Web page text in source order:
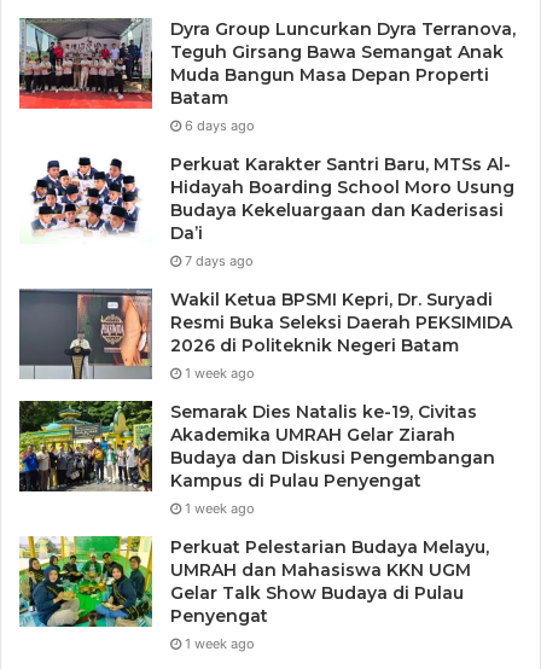
Dyra Group Luncurkan Dyra Terranova,
Teguh Girsang Bawa Semangat Anak
Muda Bangun Masa Depan Properti
Batam
6 days ago
Perkuat Karakter Santri Baru, MTSs Al-
Hidayah Boarding School Moro Usung
Budaya Kekeluargaan dan Kaderisasi
Da’i
7 days ago
Wakil Ketua BPSMI Kepri, Dr. Suryadi
Resmi Buka Seleksi Daerah PEKSIMIDA
2026 di Politeknik Negeri Batam
1 week ago
Semarak Dies Natalis ke-19, Civitas
Akademika UMRAH Gelar Ziarah
Budaya dan Diskusi Pengembangan
Kampus di Pulau Penyengat
1 week ago
Perkuat Pelestarian Budaya Melayu,
UMRAH dan Mahasiswa KKN UGM
Gelar Talk Show Budaya di Pulau
Penyengat
1 week ago